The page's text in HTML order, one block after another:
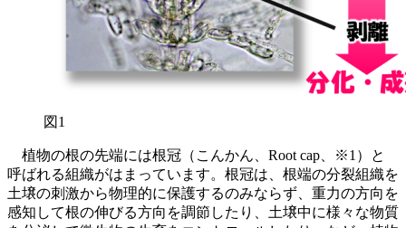
図1
植物の根の先端には根冠（こんかん、Root cap、※1）と
呼ばれる組織がはまっています。根冠は、根端の分裂組織を
土壌の刺激から物理的に保護するのみならず、重力の方向を
感知して根の伸びる方向を調節したり、土壌中に様々な物質